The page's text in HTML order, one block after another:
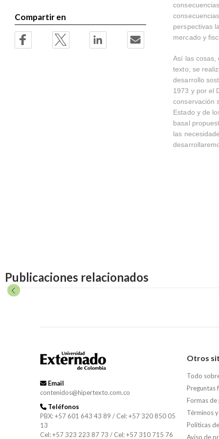
perspectivas
mercado y
Así las cosas,
texto, se
desarrollo
1973 y por el
conservación
Estado y de
basal
las
Compartir en
Publicaciones relacionados
Email
contenidos@hipertexto.com.co
Teléfonos
PBX: +57 601 643 43 89 / Cel: +57 320 850 05
13
Cel: +57 323 223 87 73 / Cel: +57 310 715 76
Otros
Todo
Preguntas
Formas de
Términos
Políticas
Aviso de